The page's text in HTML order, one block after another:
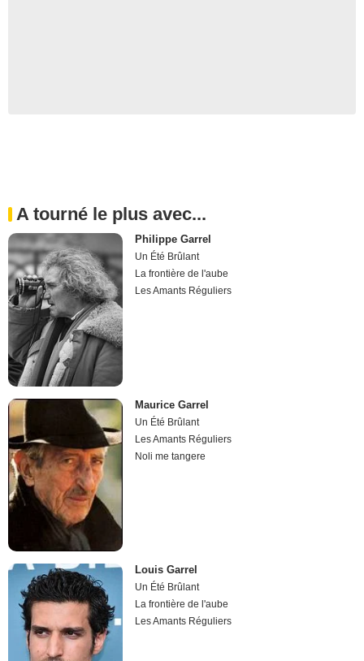
A tourné le plus avec...
Philippe Garrel
Un Été Brûlant
La frontière de l'aube
Les Amants Réguliers
Maurice Garrel
Un Été Brûlant
Les Amants Réguliers
Noli me tangere
Louis Garrel
Un Été Brûlant
La frontière de l'aube
Les Amants Réguliers